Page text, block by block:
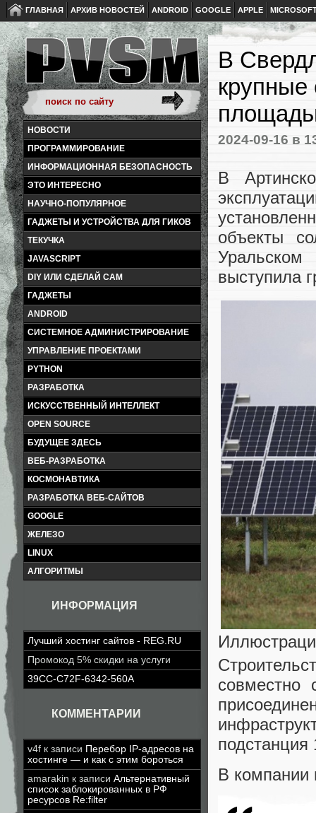
ГЛАВНАЯ АРХИВ НОВОСТЕЙ ANDROID GOOGLE APPLE
НОВОСТИ
ПРОГРАММИРОВАНИЕ
ИНФОРМАЦИОННАЯ БЕЗОПАСНОСТЬ
ЭТО ИНТЕРЕСНО
НАУЧНО-ПОПУЛЯРНОЕ
ГАДЖЕТЫ И УСТРОЙСТВА ДЛЯ ГИКОВ
ТЕКУЧКА
JAVASCRIPT
DIY ИЛИ СДЕЛАЙ САМ
ГАДЖЕТЫ
ANDROID
СИСТЕМНОЕ АДМИНИСТРИРОВАНИЕ
УПРАВЛЕНИЕ ПРОЕКТАМИ
PYTHON
РАЗРАБОТКА
ИСКУССТВЕННЫЙ ИНТЕЛЛЕКТ
OPEN SOURCE
БУДУЩЕЕ ЗДЕСЬ
ВЕБ-РАЗРАБОТКА
КОСМОНАВТИКА
РАЗРАБОТКА ВЕБ-САЙТОВ
GOOGLE
ЖЕЛЕЗО
LINUX
АЛГОРИТМЫ
ИНФОРМАЦИЯ
Лучший хостинг сайтов - REG.RU
Промокод 5% скидки на услуги
39CC-C72F-6342-560A
КОММЕНТАРИИ
v4f к записи Перебор IP-адресов на
хостинге — и как с этим бороться
amarakin к записи Альтернативный
список заблокированных в РФ
ресурсов Re:filter
В
крупные
2024-09-16 в
В
объекты
выступила
совместно
В компании